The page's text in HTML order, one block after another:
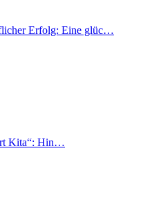
Erfolg: Eine glüc…
Kita“: Hin…